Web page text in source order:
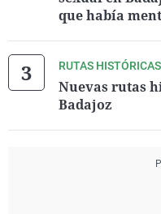
que había
RUTAS HISTÓRICAS
Nuevas rutas
Badajoz